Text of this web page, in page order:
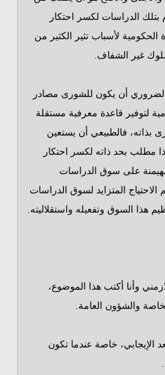
بتلك الدراسات لكسر احتكار
الحكومية لأسباب تثير الكثير من
غير الشفاف.
أن يكون للشورى مصادر
لتوفير قاعدة معرفية مستقلة
بذاته، فالطبيعي أن يستعين
مطلب بحد ذاته لكسر احتكار
على سوق الدراسات
المتزايد لسوق الدراسات
هذا السوق وتفعيله واستقلاليته.
وأنا أكتب هذا الموضوع،
والشؤون العامة.
الإيجابي، خاصة عندما تكون